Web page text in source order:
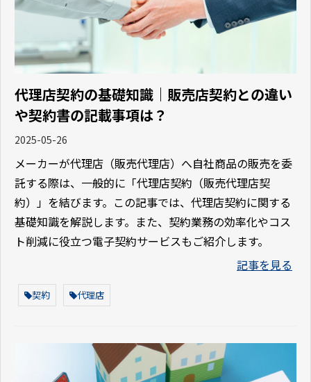
代理店契約の基礎知識｜販売店契約との違い
や契約書の記載事項は？
2025-05-26
メーカーが代理店（販売代理店）へ自社商品の販売を委
託する際は、一般的に「代理店契約（販売代理店契
約）」を結びます。この記事では、代理店契約に関する
基礎知識を解説します。また、契約業務の効率化やコス
ト削減に役立つ電子契約サービスもご紹介します。
記事を見る
契約 代理店